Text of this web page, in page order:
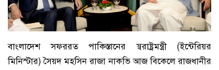
বাংলাদেশ সফররত পাকিস্তানের স্বরাষ্ট্রমন্ত্রী (ইন্টেরিয়র
মিনিস্টার) সৈয়দ মহসিন রাজা নাকভি আজ বিকেলে রাজধানীর